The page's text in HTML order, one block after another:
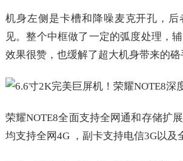
机身左侧是卡槽和降噪麦克开孔，后
见。整个中框做了一定的弧度处理，
效果很赞，也缓解了超大机身带来的硌
荣耀NOTE8全面支持全网通和存储扩
均支持全网4G ，副卡支持电信3G以及